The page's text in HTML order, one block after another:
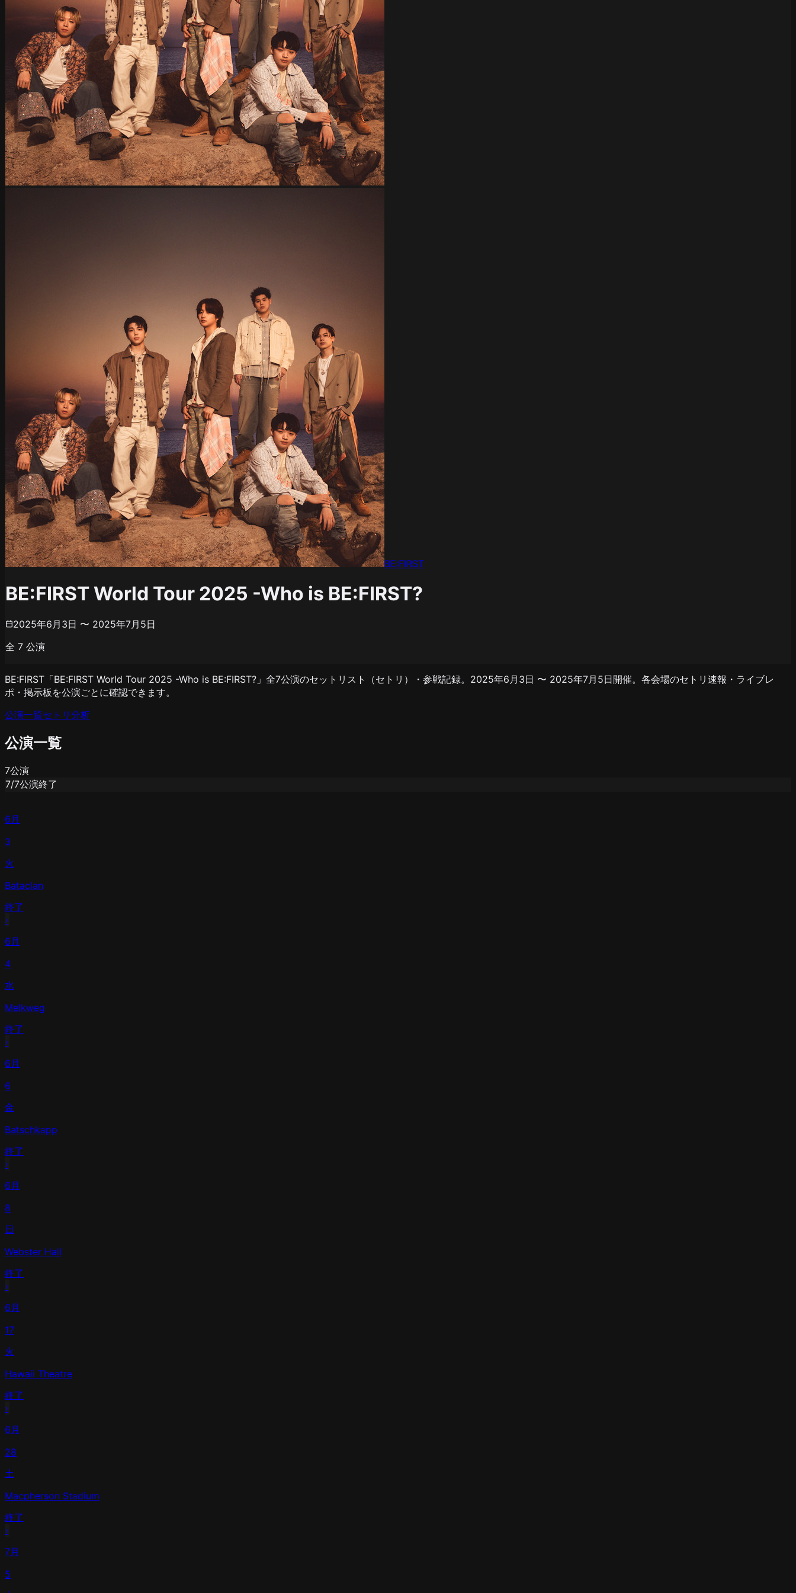
BE:FIRST
BE:FIRST World Tour 2025 -Who is BE:FIRST?
2025年6月3日 〜 2025年7月5日
全 7 公演
BE:FIRST「BE:FIRST World Tour 2025 -Who is BE:FIRST?」全7公演のセットリスト（セトリ）・参戦記録。2025年6月3日 〜 2025年7月5日開催。各会場のセトリ速報・ライブレ
ポ・掲示板を公演ごとに確認できます。
公演一覧セトリ分析
公演一覧
7公演
7/7公演終了
6月
3
火
Bataclan
終了
›
6月
4
水
Melkweg
終了
›
6月
6
金
Batschkapp
終了
›
6月
8
日
Webster Hall
終了
›
6月
17
火
Hawaii Theatre
終了
›
6月
28
土
Macpherson Stadium
終了
›
7月
5